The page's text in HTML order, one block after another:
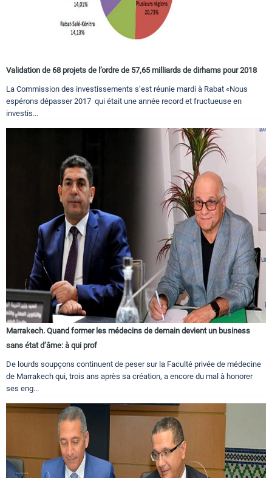
Validation de 68 projets de l’ordre de 57,65 milliards de dirhams pour 2018
La Commission des investissements s’est réunie mardi à Rabat «Nous
espérons dépasser 2017 qui était une année record et fructueuse en
investis...
Marrakech. Quand former les médecins de demain devient un business
sans état d’âme: à qui prof
De lourds soupçons continuent de peser sur la Faculté privée de médecine
de Marrakech qui, trois ans après sa création, a encore du mal à honorer
ses eng...